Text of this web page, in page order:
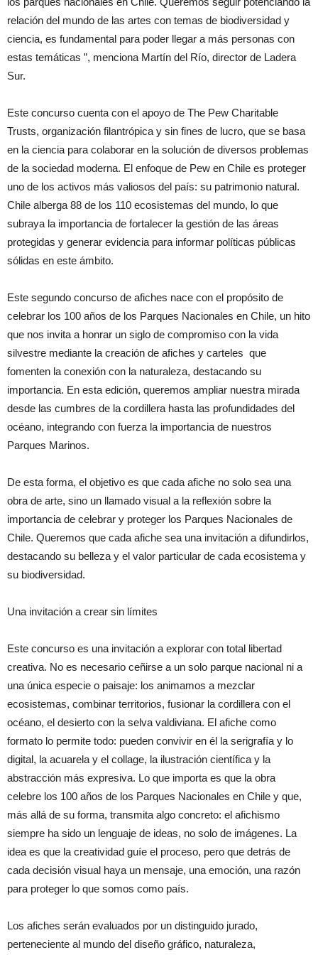
relación del mundo de las artes con temas de biodiversidad y
ciencia, es fundamental para poder llegar a más personas con
estas temáticas ”, menciona Martín del Río, director de Ladera
Sur.
Este concurso cuenta con el apoyo de The Pew Charitable
Trusts, organización filantrópica y sin fines de lucro, que se basa
en la ciencia para colaborar en la solución de diversos problemas
de la sociedad moderna. El enfoque de Pew en Chile es proteger
uno de los activos más valiosos del país: su patrimonio natural.
Chile alberga 88 de los 110 ecosistemas del mundo, lo que
subraya la importancia de fortalecer la gestión de las áreas
protegidas y generar evidencia para informar políticas públicas
sólidas en este ámbito.
Este segundo concurso de afiches nace con el propósito de
celebrar los 100 años de los Parques Nacionales en Chile, un hito
que nos invita a honrar un siglo de compromiso con la vida
silvestre mediante la creación de afiches y carteles que
fomenten la conexión con la naturaleza, destacando su
importancia. En esta edición, queremos ampliar nuestra mirada
desde las cumbres de la cordillera hasta las profundidades del
océano, integrando con fuerza la importancia de nuestros
Parques Marinos.
De esta forma, el objetivo es que cada afiche no solo sea una
obra de arte, sino un llamado visual a la reflexión sobre la
importancia de celebrar y proteger los Parques Nacionales de
Chile. Queremos que cada afiche sea una invitación a difundirlos,
destacando su belleza y el valor particular de cada ecosistema y
su biodiversidad.
Una invitación a crear sin límites
Este concurso es una invitación a explorar con total libertad
creativa. No es necesario ceñirse a un solo parque nacional ni a
una única especie o paisaje: los animamos a mezclar
ecosistemas, combinar territorios, fusionar la cordillera con el
océano, el desierto con la selva valdiviana. El afiche como
formato lo permite todo: pueden convivir en él la serigrafía y lo
digital, la acuarela y el collage, la ilustración científica y la
abstracción más expresiva. Lo que importa es que la obra
celebre los 100 años de los Parques Nacionales en Chile y que,
más allá de su forma, transmita algo concreto: el afichismo
siempre ha sido un lenguaje de ideas, no solo de imágenes. La
idea es que la creatividad guíe el proceso, pero que detrás de
cada decisión visual haya un mensaje, una emoción, una razón
para proteger lo que somos como país.
Los afiches serán evaluados por un distinguido jurado,
perteneciente al mundo del diseño gráfico, naturaleza,